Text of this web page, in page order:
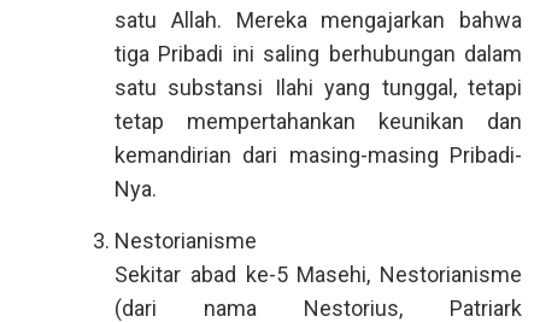
satu Allah. Mereka mengajarkan bahwa
tiga Pribadi ini saling berhubungan dalam
satu substansi Ilahi yang tunggal, tetapi
tetap mempertahankan keunikan dan
kemandirian dari masing-masing Pribadi-
Nya.
Nestorianisme
Sekitar abad ke-5 Masehi, Nestorianisme
(dari nama Nestorius, Patriark